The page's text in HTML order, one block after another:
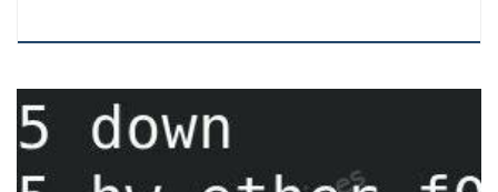
¿Qué es la dirección MAC? Seguramente sepas lo que